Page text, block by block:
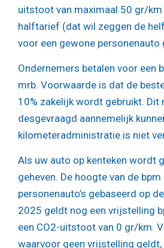
uitstoot van maximaal 50 gr/
halftarief (dat wil zeggen de
voor een gewone personenauto
Ondernemers betalen voor een
mrb. Voorwaarde is dat de
10% zakelijk wordt gebruikt. Dit
desgevraagd aannemelijk
kilometeradministratie is niet
Als uw auto op kenteken wordt
geheven. De hoogte van de
personenauto’s gebaseerd op
2025 geldt nog een vrijstelling
een CO2-uitstoot van 0 gr/km.
waarvoor geen vrijstelling